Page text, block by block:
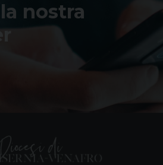
nostra